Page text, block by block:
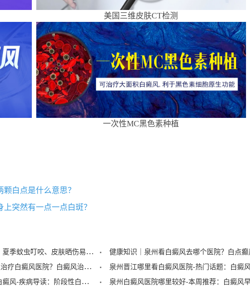
美国三维皮肤CT检测
一次性MC黑色素种植
白点是什么意思？
突然有一点一点白斑？
【六月儿童节特辑】夏季蚊虫叮咬、皮肤晒伤易成白斑“催化剂”，泉州中科：儿童白癜风暑期护理记住三个要点！
[预测]泉州南安看点治疗白癜风医院？白癜风治疗后泛红是怎么回事？
泉州德化哪里治疗白癜风-疾病导读：阶段性白癜风的症状？